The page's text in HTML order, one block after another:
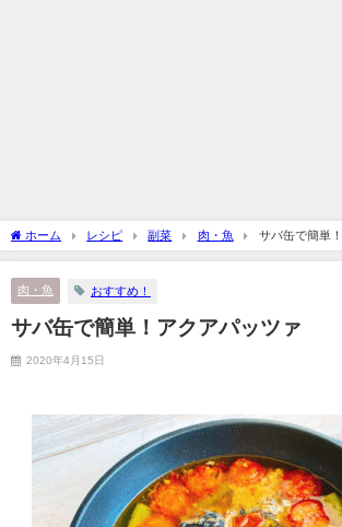
ホーム レシピ 副菜 肉・魚 サバ缶で簡単
肉・魚 おすすめ！
サバ缶で簡単！アクアパッツァ
2020年4月15日